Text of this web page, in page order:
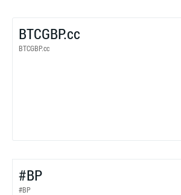
BTCGBP.cc
BTCGBP.cc
#BP
#BP